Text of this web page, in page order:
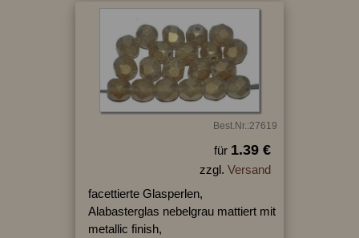
Best.Nr.:27619
für 1.39 €
zzgl. Versand
facettierte Glasperlen,
Alabasterglas nebelgrau mattiert mit
metallic finish,